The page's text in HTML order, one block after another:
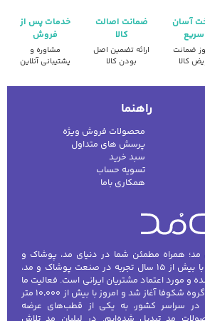
آسان
۷ روز ضمانت
کالا
ضمانت اصالت
کالا
ارائه تضمین اصل
بودن کالا
خدمات پس از
فروش
مشاوره و
پشتیبانی آنلاین
راهنما
محصولات فروش ویژه
پرسش های متداول
سبد خرید
تسویه حساب
همکاری باما
مد؛ همراه مطمئن شما در دنیای مد، پوشاک و
سبک زندگی | لیلیان مد، با بیش از ۱۵ سال تجربه در صنعت پوشاک و مد،
و مورد اعتماد مشتریان ایرانی است. فعالیت ما
از سال ۲۰۰۸ زیرمجموعه گروه شکوفا آغاز شد و امروز با بیش از ۱۰٬۰۰۰ متر
سراسر کشور، به یکی از قطب‌های عرضه